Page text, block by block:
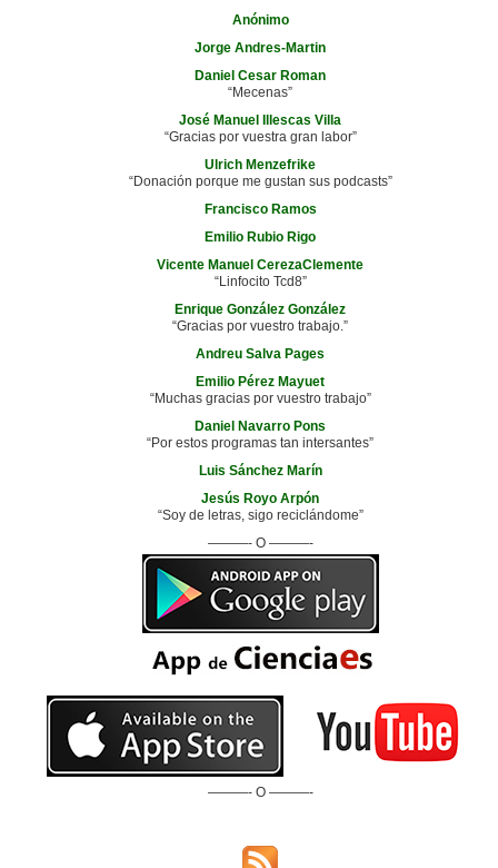
Anónimo
Jorge Andres-Martin
Daniel Cesar Roman
“Mecenas”
José Manuel Illescas Villa
“Gracias por vuestra gran labor”
Ulrich Menzefrike
“Donación porque me gustan sus podcasts”
Francisco Ramos
Emilio Rubio Rigo
Vicente Manuel CerezaClemente
“Linfocito Tcd8”
Enrique González González
“Gracias por vuestro trabajo.”
Andreu Salva Pages
Emilio Pérez Mayuet
“Muchas gracias por vuestro trabajo”
Daniel Navarro Pons
“Por estos programas tan intersantes”
Luis Sánchez Marín
Jesús Royo Arpón
“Soy de letras, sigo reciclándome”
———- O ———-
———- O ———-